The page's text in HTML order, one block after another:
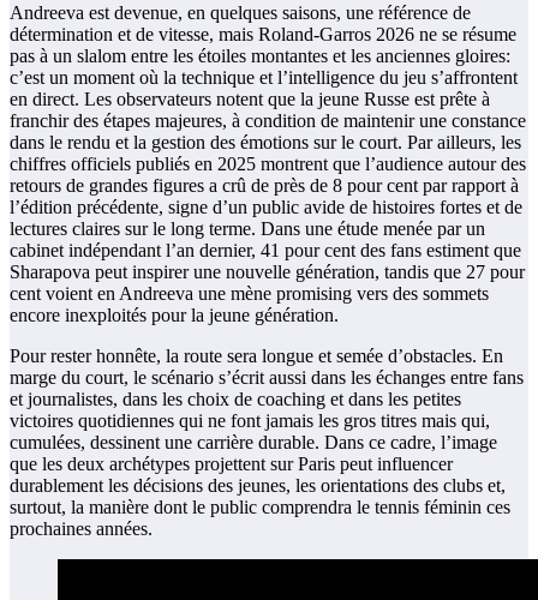
Andreeva est devenue, en quelques saisons, une référence de
détermination et de vitesse, mais Roland-Garros 2026 ne se résume
pas à un slalom entre les étoiles montantes et les anciennes gloires:
c’est un moment où la technique et l’intelligence du jeu s’affrontent
en direct. Les observateurs notent que la jeune Russe est prête à
franchir des étapes majeures, à condition de maintenir une constance
dans le rendu et la gestion des émotions sur le court. Par ailleurs, les
chiffres officiels publiés en 2025 montrent que l’audience autour des
retours de grandes figures a crû de près de 8 pour cent par rapport à
l’édition précédente, signe d’un public avide de histoires fortes et de
lectures claires sur le long terme. Dans une étude menée par un
cabinet indépendant l’an dernier, 41 pour cent des fans estiment que
Sharapova peut inspirer une nouvelle génération, tandis que 27 pour
cent voient en Andreeva une mène promising vers des sommets
encore inexploités pour la jeune génération.
Pour rester honnête, la route sera longue et semée d’obstacles. En
marge du court, le scénario s’écrit aussi dans les échanges entre fans
et journalistes, dans les choix de coaching et dans les petites
victoires quotidiennes qui ne font jamais les gros titres mais qui,
cumulées, dessinent une carrière durable. Dans ce cadre, l’image
que les deux archétypes projettent sur Paris peut influencer
durablement les décisions des jeunes, les orientations des clubs et,
surtout, la manière dont le public comprendra le tennis féminin ces
prochaines années.